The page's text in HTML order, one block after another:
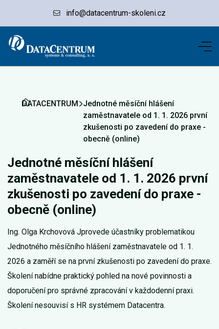
info@datacentrum-skoleni.cz
DATACENTRUM
Jednotné měsíční hlášení
zaměstnavatele od 1. 1. 2026 první
zkušenosti po zavedení do praxe -
obecně (online)
Jednotné měsíční hlášení
zaměstnavatele od 1. 1. 2026 první
zkušenosti po zavedení do praxe -
obecně (online)
Ing. Olga Krchovová Jprovede účastníky problematikou
Jednotného měsíčního hlášení zaměstnavatele od 1. 1.
2026 a zaměří se na první zkušenosti po zavedení do praxe.
Školení nabídne praktický pohled na nové povinnosti a
doporučení pro správné zpracování v každodenní praxi.
Školení nesouvisí s HR systémem Datacentra.